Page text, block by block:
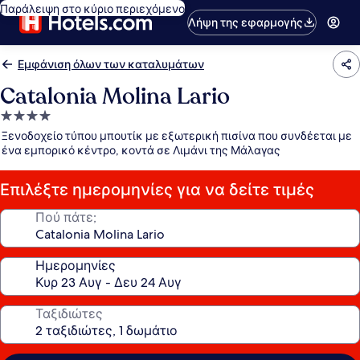
Παράλειψη στο κύριο περιεχόμενο
Λήψη της εφαρμογής
Εμφάνιση όλων των καταλυμάτων
Catalonia Molina Lario
Κατάλυμα
με
4.0
αστέρια
Ξενοδοχείο τύπου μπουτίκ με εξωτερική πισίνα που συνδέεται με
ένα εμπορικό κέντρο, κοντά σε Λιμάνι της Μάλαγας
Επιλέξτε ημερομηνίες για να δείτε τιμές
Πού πάτε;
Ημερομηνίες
Ταξιδιώτες